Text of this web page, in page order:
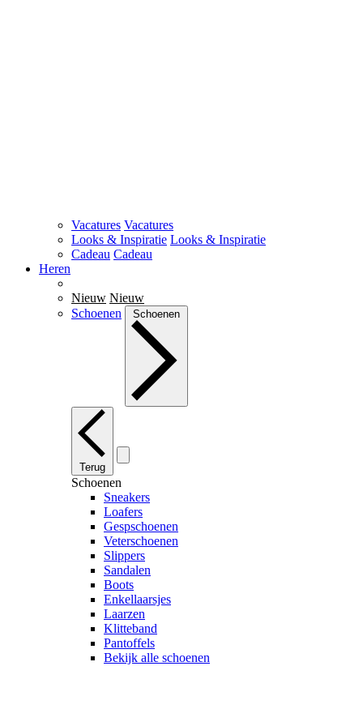
Vacatures Vacatures
Looks & Inspiratie Looks & Inspiratie
Cadeau Cadeau
Heren
Nieuw Nieuw
Schoenen
Schoenen
Terug
Schoenen
Sneakers
Loafers
Gespschoenen
Veterschoenen
Slippers
Sandalen
Boots
Enkellaarsjes
Laarzen
Klitteband
Pantoffels
Bekijk alle schoenen